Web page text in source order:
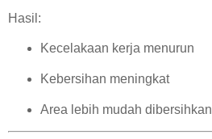
Hasil:
Kecelakaan kerja menurun
Kebersihan meningkat
Area lebih mudah dibersihkan